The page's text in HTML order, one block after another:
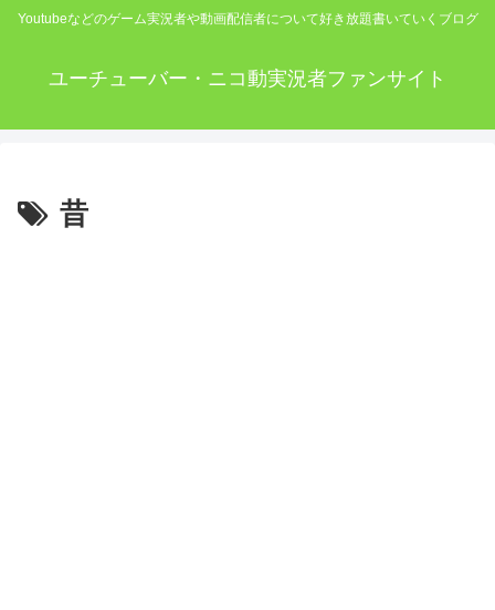
Youtubeなどのゲーム実況者や動画配信者について好き放題書いていくブログ
ユーチューバー・ニコ動実況者ファンサイト
昔